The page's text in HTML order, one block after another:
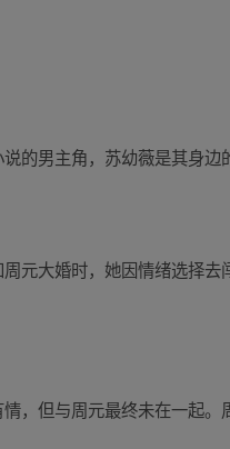
的男主角，苏幼薇是其身边
元大婚时，她因情绪选择去
，但与周元最终未在一起。